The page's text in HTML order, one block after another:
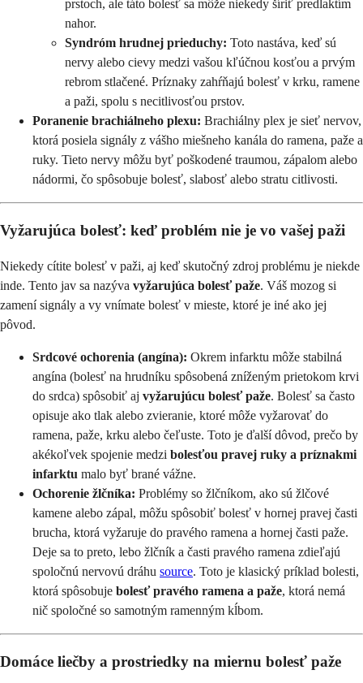
prstoch, ale táto bolesť sa môže niekedy šíriť predlaktím
nahor.
Syndróm hrudnej prieduchy: Toto nastáva, keď sú
nervy alebo cievy medzi vašou kľúčnou kosťou a prvým
rebrom stlačené. Príznaky zahŕňajú bolesť v krku, ramene
a paži, spolu s necitlivosťou prstov.
Poranenie brachiálneho plexu: Brachiálny plex je sieť nervov,
ktorá posiela signály z vášho miešneho kanála do ramena, paže a
ruky. Tieto nervy môžu byť poškodené traumou, zápalom alebo
nádormi, čo spôsobuje bolesť, slabosť alebo stratu citlivosti.
Vyžarujúca bolesť: keď problém nie je vo vašej paži
Niekedy cítite bolesť v paži, aj keď skutočný zdroj problému je niekde
inde. Tento jav sa nazýva vyžarujúca bolesť paže. Váš mozog si
zamení signály a vy vnímate bolesť v mieste, ktoré je iné ako jej
pôvod.
Srdcové ochorenia (angína): Okrem infarktu môže stabilná
angína (bolesť na hrudníku spôsobená zníženým prietokom krvi
do srdca) spôsobiť aj vyžarujúcu bolesť paže. Bolesť sa často
opisuje ako tlak alebo zvieranie, ktoré môže vyžarovať do
ramena, paže, krku alebo čeľuste. Toto je ďalší dôvod, prečo by
akékoľvek spojenie medzi bolesťou pravej ruky a príznakmi
infarktu malo byť brané vážne.
Ochorenie žlčníka: Problémy so žlčníkom, ako sú žlčové
kamene alebo zápal, môžu spôsobiť bolesť v hornej pravej časti
brucha, ktorá vyžaruje do pravého ramena a hornej časti paže.
Deje sa to preto, lebo žlčník a časti pravého ramena zdieľajú
spoločnú nervovú dráhu source. Toto je klasický príklad bolesti,
ktorá spôsobuje bolesť pravého ramena a paže, ktorá nemá
nič spoločné so samotným ramenným kĺbom.
Domáce liečby a prostriedky na miernu bolesť paže